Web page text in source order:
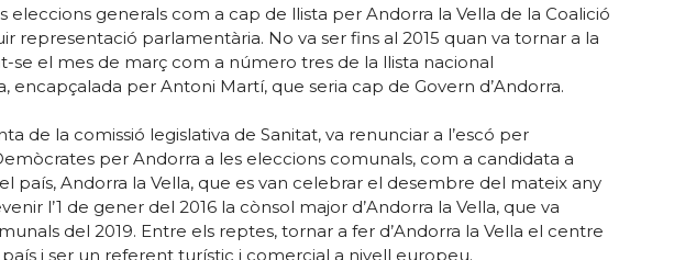
eleccions generals com a cap de llista per Andorra la Vella de la Coalició
representació parlamentària. No va ser fins al 2015 quan va tornar a la
se el mes de març com a número tres de la llista nacional
encapçalada per Antoni Martí, que seria cap de Govern d’Andorra.
de la comissió legislativa de Sanitat, va renunciar a l’escó per
per Andorra a les eleccions comunals, com a candidata a
país, Andorra la Vella, que es van celebrar el desembre del mateix any
l’1 de gener del 2016 la cònsol major d’Andorra la Vella, que va
del 2019. Entre els reptes, tornar a fer d’Andorra la Vella el centre
i ser un referent turístic i comercial a nivell europeu.